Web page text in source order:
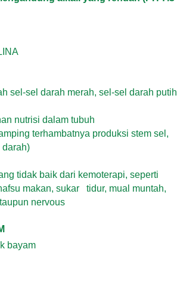
sel-sel darah merah, sel-sel darah putih
nutrisi dalam tubuh
terhambatnya produksi stem sel,
darah)
tidak baik dari kemoterapi, seperti
makan, sukar
tidur, mual muntah,
nervous